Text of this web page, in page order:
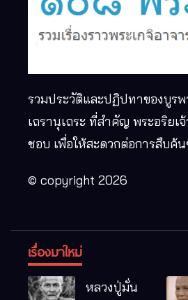
รวมประวัติและปฏิปทาของบูร
เถรานุเถระ ที่สำคัญ พระอริย
ชอบ เพื่อให้สะดวกต่อการสืบค้
© copyright 2026
เรื่องมาใหม่
หลวงปู่มั่น